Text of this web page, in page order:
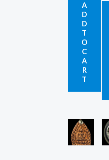
A
D
D
T
O
C
A
R
T